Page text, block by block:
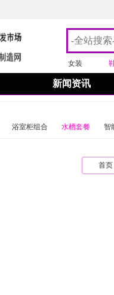
女装
新闻资讯
浴室柜组合 水槽套餐 智
首页